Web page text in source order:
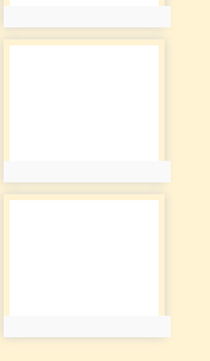
photo:349
photo:353
photo:357